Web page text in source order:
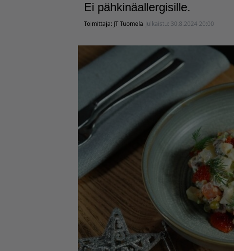
Ei pähkinäallergisille.
Toimittaja: JT Tuomela Julkaistu: 30.8.2024 20:00